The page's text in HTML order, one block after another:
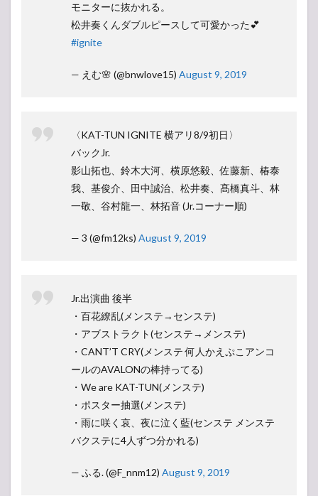
モニターに抜かれる。
松井奏くんダブルピースして可愛かった💕
#ignite
— えむ🌸 (@bnwlove15) August 9, 2019
〈KAT-TUN IGNITE 横アリ8/9初日〉
バックJr.
影山拓也、鈴木大河、横原悠毅、佐藤新、椿泰
我、基俊介、田中誠治、松井奏、髙橋真斗、林
一敬、谷村龍一、林拓音 (Jr.コーナー順)
— 3 (@fm12ks) August 9, 2019
Jr.出演曲 後半
・百花繚乱(メンステ→センステ)
・アブストラクト(センステ→メンステ)
・CANT’T CRY(メンステ 何人かえぷこアンコ
ールのAVALONの棒持ってる)
・We are KAT-TUN(メンステ)
・ポスター抽選(メンステ)
・雨に咲く哀、夜に泣く藍(センステ メンステ
バクステに4人ずつ分かれる)
— ふる. (@F_nnm12) August 9, 2019